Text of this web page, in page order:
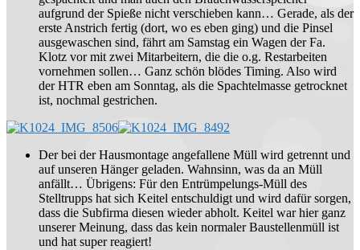
aufgrund der Spieße nicht verschieben kann… Gerade, als der
erste Anstrich fertig (dort, wo es eben ging) und die Pinsel
ausgewaschen sind, fährt am Samstag ein Wagen der Fa.
Klotz vor mit zwei Mitarbeitern, die die o.g. Restarbeiten
vornehmen sollen… Ganz schön blödes Timing. Also wird
der HTR eben am Sonntag, als die Spachtelmasse getrocknet
ist, nochmal gestrichen.
Der bei der Hausmontage angefallene Müll wird getrennt und
auf unseren Hänger geladen. Wahnsinn, was da an Müll
anfällt… Übrigens: Für den Entrümpelungs-Müll des
Stelltrupps hat sich Keitel entschuldigt und wird dafür sorgen,
dass die Subfirma diesen wieder abholt. Keitel war hier ganz
unserer Meinung, dass das kein normaler Baustellenmüll ist
und hat super reagiert!